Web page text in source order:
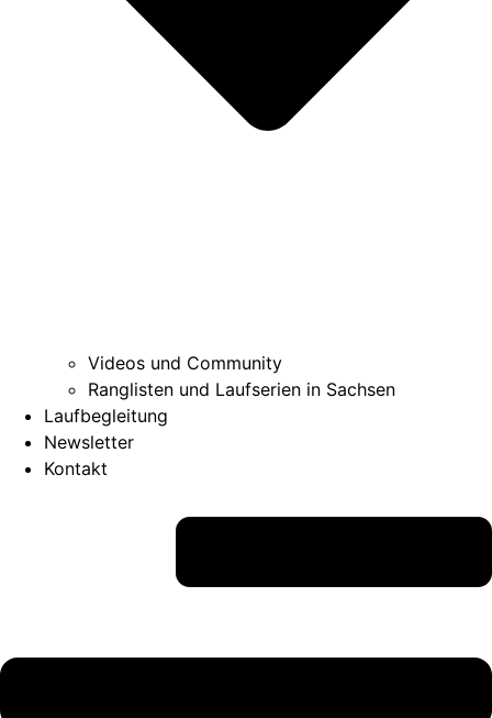
Videos und Community
Ranglisten und Laufserien in Sachsen
Laufbegleitung
Newsletter
Kontakt